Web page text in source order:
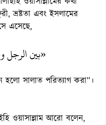
ভ্রষ্টতা এবং ইসলামের
এসেছে,
«بين الرجل
হলো সালাত পরিত্যাগ করা”।
ওয়াসাল্লাম আরো বলেন,